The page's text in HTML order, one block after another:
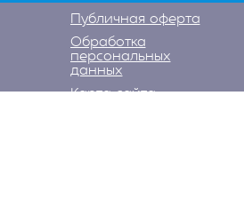
Публичная оферта
Обработка
персональных
данных
Карта сайта